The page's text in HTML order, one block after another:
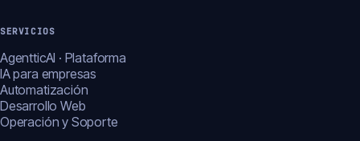
SERVICIOS
AgentticAI · Plataforma
IA para empresas
Automatización
Desarrollo Web
Operación y Soporte